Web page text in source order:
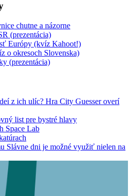
chutne a názorne
(prezentácia)
Európy (kvíz Kahoot!)
o okresoch Slovenska)
(prezentácia)
z ich ulíc? Hra City Guesser overí
list pre bystré hlavy
Space Lab
Slávne dni je možné využiť nielen na